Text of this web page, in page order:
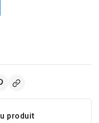
produit